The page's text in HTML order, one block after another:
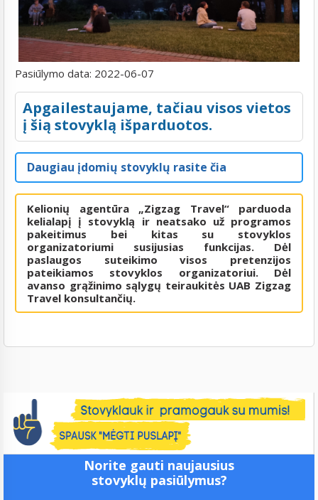
Pasiūlymo data: 2022-06-07
Apgailestaujame, tačiau visos vietos
į šią stovyklą išparduotos.
Daugiau įdomių stovyklų rasite čia
Kelionių agentūra „Zigzag Travel“ parduoda
kelialapį į stovyklą ir neatsako už programos
pakeitimus bei kitas su stovyklos
organizatoriumi susijusias funkcijas. Dėl
paslaugos suteikimo visos pretenzijos
pateikiamos stovyklos organizatoriui. Dėl
avanso grąžinimo sąlygų teiraukitės UAB Zigzag
Travel konsultančių.
Norite gauti naujausius
stovyklų pasiūlymus?